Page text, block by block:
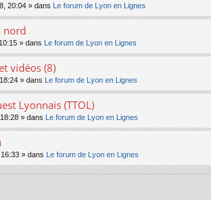
20:04 » dans Le forum de Lyon en Lignes
nord
» dans Le forum de Lyon en Lignes
vidéos (8)
» dans Le forum de Lyon en Lignes
Lyonnais (TTOL)
» dans Le forum de Lyon en Lignes
» dans Le forum de Lyon en Lignes